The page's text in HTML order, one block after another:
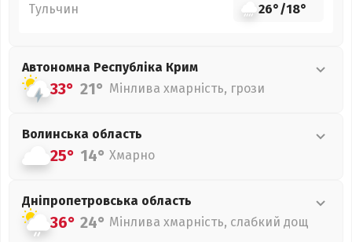
Тульчин 26°/18°
Автономна Республіка Крим
33° 21° Мінлива хмарність, грози
Волинська область
25° 14° Хмарно
Дніпропетровська область
36° 24° Мінлива хмарність, слабкий дощ